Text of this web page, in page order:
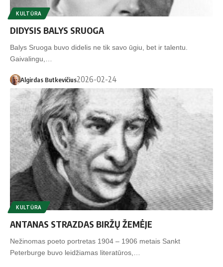
KULTŪRA
DIDYSIS BALYS SRUOGA
Balys Sruoga buvo didelis ne tik savo ūgiu, bet ir talentu.
Gaivalingu,…
Algirdas Butkevičius2026-02-24
KULTŪRA
ANTANAS STRAZDAS BIRŽŲ ŽEMĖJE
Nežinomas poeto portretas 1904 – 1906 metais Sankt
Peterburge buvo leidžiamas literatūros,…